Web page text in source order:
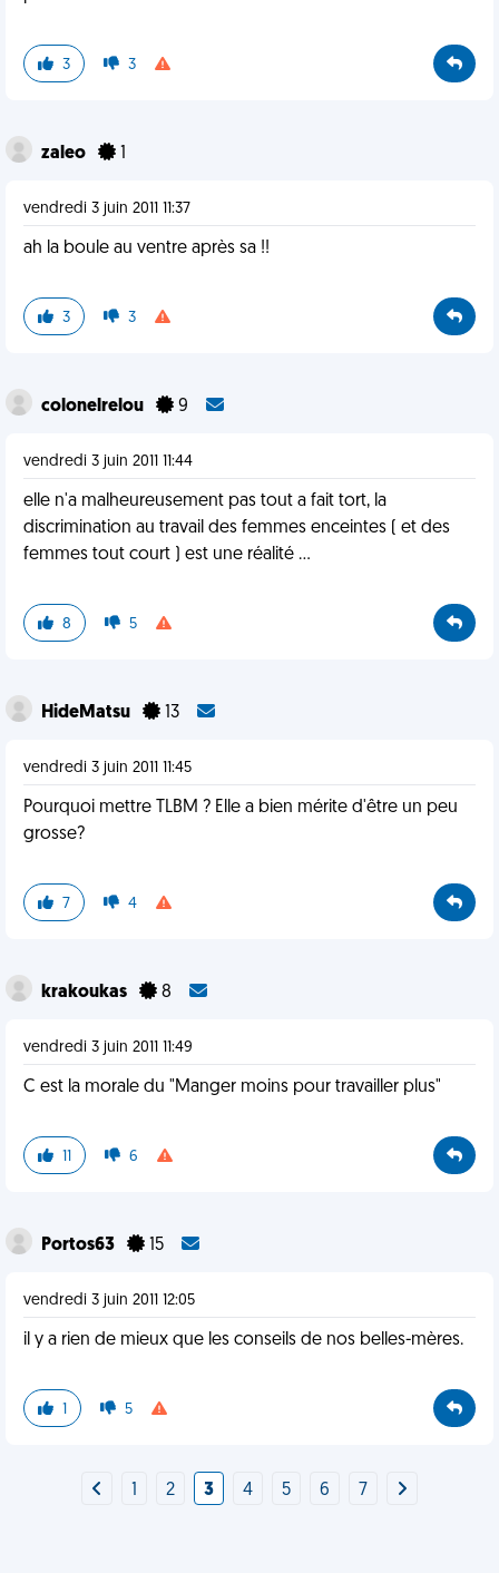
3 3
zaleo
vendredi 3 juin 2011 11:37
ah la boule au ventre après sa !!
3 3
colonelrelou 9
vendredi 3 juin 2011 11:44
elle n'a malheureusement pas tout a fait tort, la
discrimination au travail des femmes enceintes ( et des
femmes tout court ) est une réalité ...
8 5
HideMatsu 13
vendredi 3 juin 2011 11:45
Pourquoi mettre TLBM ? Elle a bien mérite d'être un peu
grosse?
7 4
krakoukas 8
vendredi 3 juin 2011 11:49
C est la morale du "Manger moins pour travailler plus"
11 6
Portos63 15
vendredi 3 juin 2011 12:05
il y a rien de mieux que les conseils de nos belles-mères.
1 5
2 3 4 5 6 7